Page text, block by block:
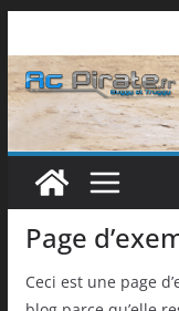
au
contenu
Page
Ceci est une page